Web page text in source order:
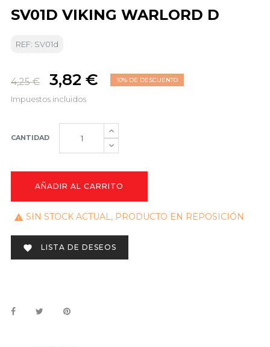
SV01D VIKING WARLORD D
REF: SV01d
4,25 € 3,82 € 10% DE DESCUENTO
Impuestos incluidos
CANTIDAD
AÑADIR AL CARRITO
 SIN STOCK ACTUAL, PRODUCTO EN REPOSICIÓN
 LISTA DE DESEOS